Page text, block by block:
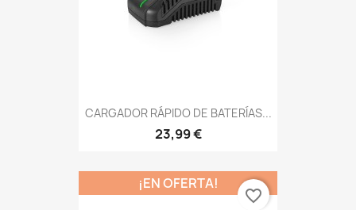
CARGADOR RÁPIDO DE BATERÍAS...
23,99 €
¡EN OFERTA!
favorite_border